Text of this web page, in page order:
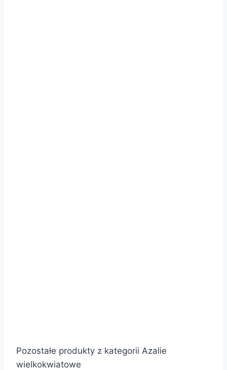
Pozostałe produkty z kategorii Azalie
wielkokwiatowe